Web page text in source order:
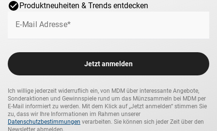
Produktneuheiten & Trends entdecken
E-Mail Adresse*
Jetzt anmelden
Ich willige jederzeit widerruflich ein, von MDM über interessante Angebote,
Sonderaktionen und Gewinnspiele rund um das Münzsammeln bei MDM per
E-Mail informiert zu werden. Mit dem Klick auf „Jetzt anmelden“ stimmen Sie
zu, dass wir Ihre Informationen im Rahmen unserer
Datenschutzbestimmungen verarbeiten. Sie können sich jeder Zeit über den
Newsletter abmelden.